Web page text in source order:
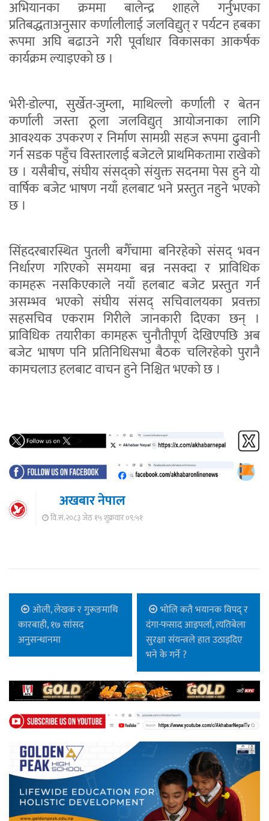
अभियानका क्रममा बालेन्द्र शाहले गर्नुभएका
प्रतिबद्धताअनुसार कर्णालीलाई जलविद्युत् र पर्यटन हबका
रूपमा अघि बढाउने गरी पूर्वाधार विकासका आकर्षक
कार्यक्रम ल्याइएको छ ।
भेरी-डोल्पा, सुर्खेत-जुम्ला, माथिल्लो कर्णाली र बेतन
कर्णाली जस्ता ठूला जलविद्युत् आयोजनाका लागि
आवश्यक उपकरण र निर्माण सामग्री सहज रूपमा ढुवानी
गर्न सडक पहुँच विस्तारलाई बजेटले प्राथमिकतामा राखेको
छ । यसैबीच, संघीय संसद्को संयुक्त सदनमा पेस हुने यो
वार्षिक बजेट भाषण नयाँ हलबाट भने प्रस्तुत नहुने भएको
छ ।
सिंहदरबारस्थित पुतली बगैँचामा बनिरहेको संसद् भवन
निर्धारण गरिएको समयमा बन्न नसक्दा र प्राविधिक
कामहरू नसकिएकाले नयाँ हलबाट बजेट प्रस्तुत गर्न
असम्भव भएको संघीय संसद् सचिवालयका प्रवक्ता
सहसचिव एकराम गिरीले जानकारी दिएका छन् ।
प्राविधिक तयारीका कामहरू चुनौतीपूर्ण देखिएपछि अब
बजेट भाषण पनि प्रतिनिधिसभा बैठक चलिरहेको पुरानै
कामचलाउ हलबाट वाचन हुने निश्चित भएको छ ।
अखबार नेपाल
वि.सं.२०८३ जेठ १५ शुक्रवार ०९:५१
ओली, लेखक र गुरूङमाथि
कारबाही, १७ सांसद
अनुसन्धानमा
भोलि कतै भयानक विपद् र
दंगा-फसाद आइपर्ला, त्यतिबेला
सुरक्षा संयन्त्रले हात उठाइदिए
भने के गर्ने ?